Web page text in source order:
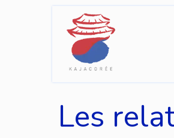
Les